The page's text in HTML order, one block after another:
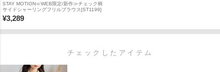
STAY MOTION≪WEB限定/新作≫チェック柄
サイドシャーリングフリルブラウス[ST1199]
¥3,289
チェックしたアイテム